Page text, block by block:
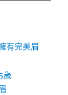
有完美眉
歲